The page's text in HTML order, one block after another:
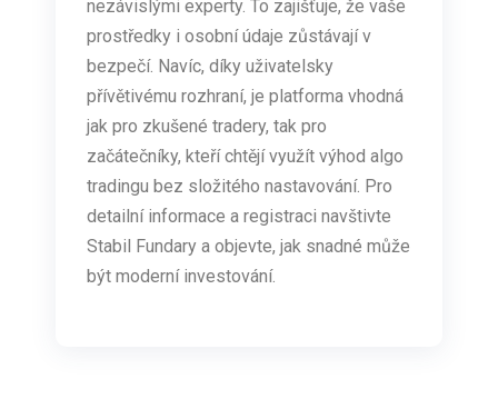
nezávislými experty. To zajišťuje, že vaše
prostředky i osobní údaje zůstávají v
bezpečí. Navíc, díky uživatelsky
přívětivému rozhraní, je platforma vhodná
jak pro zkušené tradery, tak pro
začátečníky, kteří chtějí využít výhod algo
tradingu bez složitého nastavování. Pro
detailní informace a registraci navštivte
Stabil Fundary a objevte, jak snadné může
být moderní investování.